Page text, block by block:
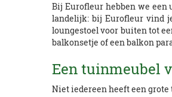
Bij Eurofleur hebben we
landelijk: bij Eurofleur vind
loungestoel voor buiten tot
balkonsetje of een balkon
Een tuinmeubel
Niet iedereen heeft een